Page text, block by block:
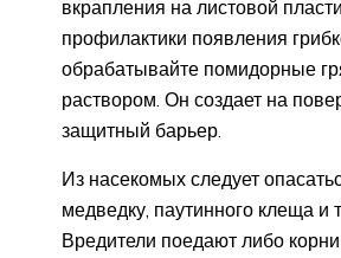
вкрапления на листовой
профилактики появления
обрабатывайте помидорные
раствором. Он создает на
защитный барьер.
Из насекомых следует
медведку, паутинного клеща и
Вредители поедают либо